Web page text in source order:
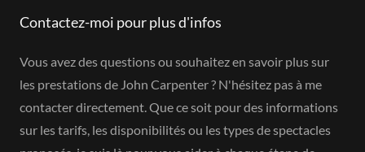
Contactez-moi pour plus d'infos
Vous avez des questions ou souhaitez en savoir plus sur
les prestations de John Carpenter ? N'hésitez pas à me
contacter directement. Que ce soit pour des informations
sur les tarifs, les disponibilités ou les types de spectacles